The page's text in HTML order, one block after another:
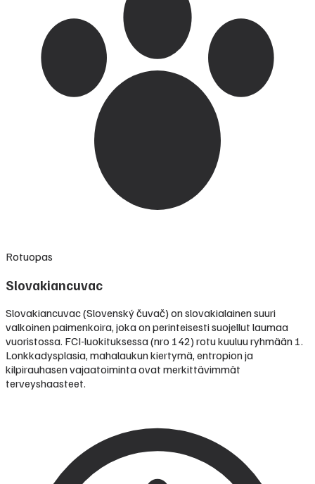
Rotuopas
Slovakiancuvac
Slovakiancuvac (Slovenský čuvač) on slovakialainen suuri
valkoinen paimenkoira, joka on perinteisesti suojellut laumaa
vuoristossa. FCI-luokituksessa (nro 142) rotu kuuluu ryhmään 1.
Lonkkadysplasia, mahalaukun kiertymä, entropion ja
kilpirauhasen vajaatoiminta ovat merkittävimmät
terveyshaasteet.